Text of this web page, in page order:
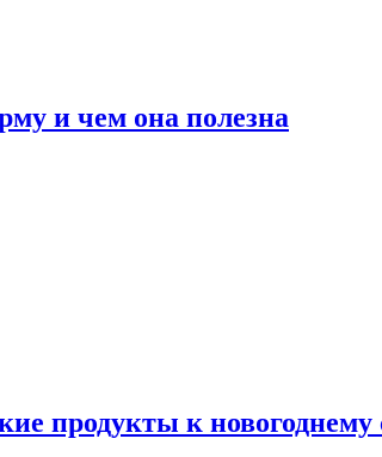
и чем она полезна
продукты к новогоднему